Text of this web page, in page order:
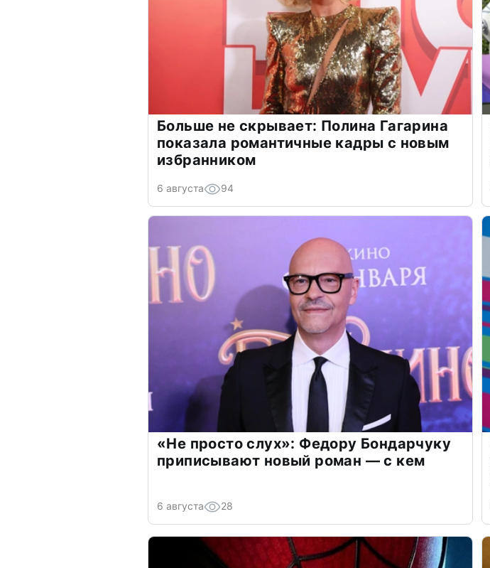
Больше не скрывает: Полина Гагарина
показала романтичные кадры с новым
избранником
6 августа 94
«Не просто слух»: Федору Бондарчуку
приписывают новый роман — с кем
6 августа 28